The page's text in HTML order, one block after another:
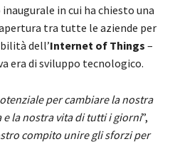
in cui ha chiesto una
tra tutte le aziende per
dell’Internet of Things –
era di sviluppo tecnologico.
per cambiare la nostra
la nostra vita di tutti i giorni”,
compito unire gli sforzi per